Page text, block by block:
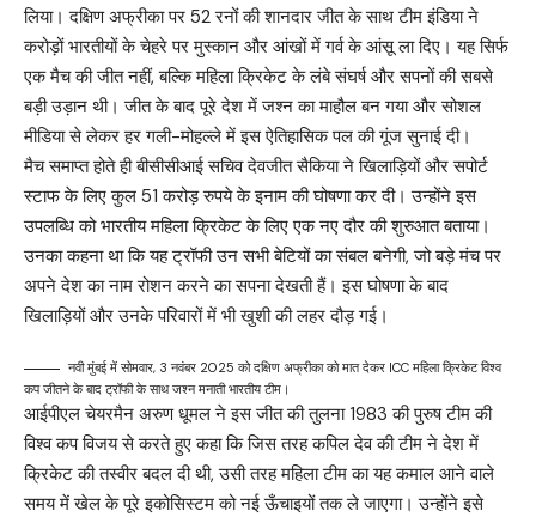
लिया। दक्षिण अफ्रीका पर 52 रनों की शानदार जीत के साथ टीम इंडिया ने
करोड़ों भारतीयों के चेहरे पर मुस्कान और आंखों में गर्व के आंसू ला दिए। यह सिर्फ
एक मैच की जीत नहीं, बल्कि महिला क्रिकेट के लंबे संघर्ष और सपनों की सबसे
बड़ी उड़ान थी। जीत के बाद पूरे देश में जश्न का माहौल बन गया और सोशल
मीडिया से लेकर हर गली-मोहल्ले में इस ऐतिहासिक पल की गूंज सुनाई दी।
मैच समाप्त होते ही बीसीसीआई सचिव देवजीत सैकिया ने खिलाड़ियों और सपोर्ट
स्टाफ के लिए कुल 51 करोड़ रुपये के इनाम की घोषणा कर दी। उन्होंने इस
उपलब्धि को भारतीय महिला क्रिकेट के लिए एक नए दौर की शुरुआत बताया।
उनका कहना था कि यह ट्रॉफी उन सभी बेटियों का संबल बनेगी, जो बड़े मंच पर
अपने देश का नाम रोशन करने का सपना देखती हैं। इस घोषणा के बाद
खिलाड़ियों और उनके परिवारों में भी खुशी की लहर दौड़ गई।
नवी मुंबई में सोमवार, 3 नवंबर 2025 को दक्षिण अफ्रीका को मात देकर ICC महिला क्रिकेट विश्व
कप जीतने के बाद ट्रॉफी के साथ जश्न मनाती भारतीय टीम।
आईपीएल चेयरमैन अरुण धूमल ने इस जीत की तुलना 1983 की पुरुष टीम की
विश्व कप विजय से करते हुए कहा कि जिस तरह कपिल देव की टीम ने देश में
क्रिकेट की तस्वीर बदल दी थी, उसी तरह महिला टीम का यह कमाल आने वाले
समय में खेल के पूरे इकोसिस्टम को नई ऊँचाइयों तक ले जाएगा। उन्होंने इसे